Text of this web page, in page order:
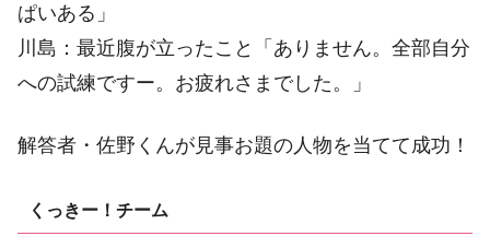
ぱいある」
川島：最近腹が立ったこと「ありません。全部自分
への試練ですー。お疲れさまでした。」
解答者・佐野くんが見事お題の人物を当てて成功！
くっきー！チーム